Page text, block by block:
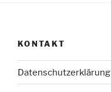
KONTAKT
Datenschutzerklärung